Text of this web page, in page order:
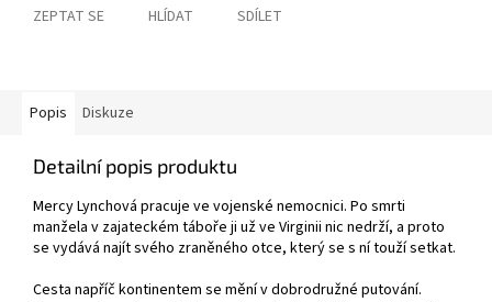
ZEPTAT SE HLÍDAT SDÍLET
Popis Diskuze
Detailní popis produktu
Mercy Lynchová pracuje ve vojenské nemocnici. Po smrti
manžela v zajateckém táboře ji už ve Virginii nic nedrží, a proto
se vydává najít svého zraněného otce, který se s ní touží setkat.
Cesta napříč kontinentem se mění v dobrodružné putování.